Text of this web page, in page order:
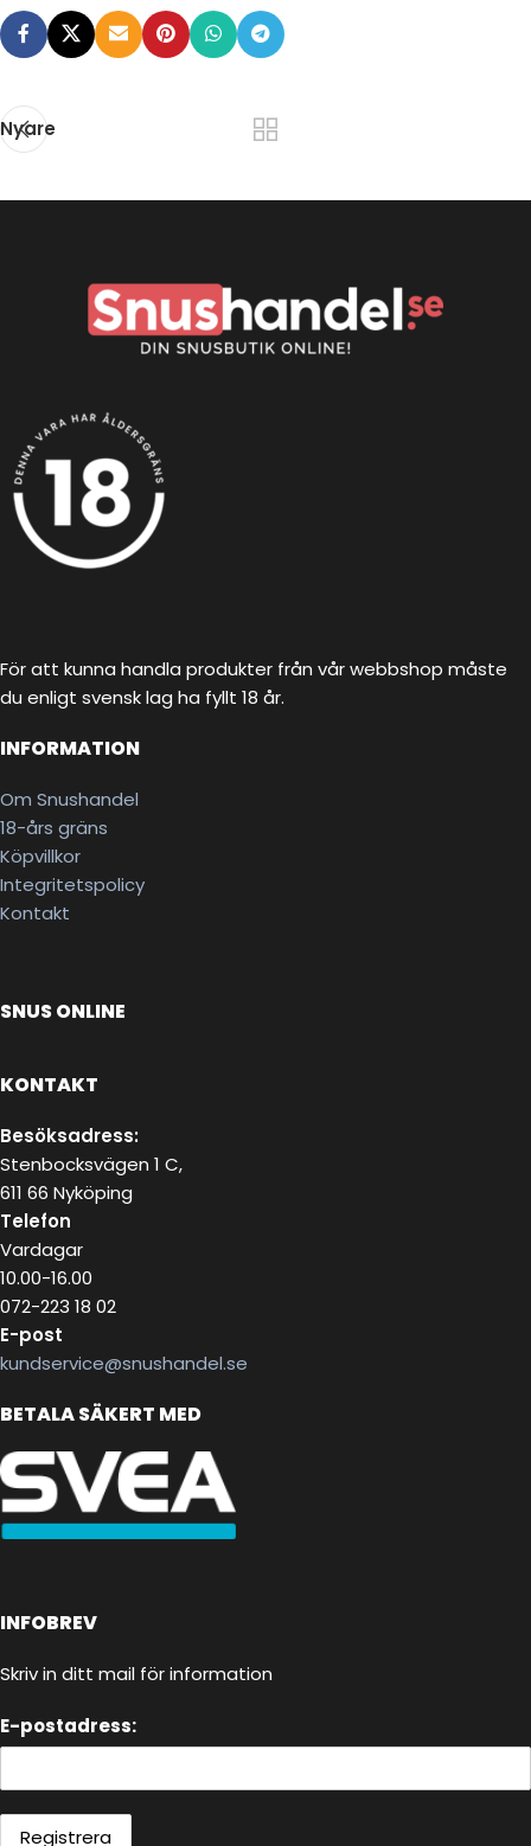
Nyare
För att kunna handla produkter från vår webbshop måste
du enligt svensk lag ha fyllt 18 år.
INFORMATION
Om Snushandel
18-års gräns
Köpvillkor
Integritetspolicy
Kontakt
SNUS ONLINE
KONTAKT
Besöksadress:
Stenbocksvägen 1 C,
611 66 Nyköping
Telefon
Vardagar
10.00-16.00
072-223 18 02
E-post
kundservice@snushandel.se
BETALA SÄKERT MED
INFOBREV
Skriv in ditt mail för information
E-postadress: